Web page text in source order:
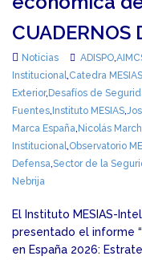
CUADERNOS
Noticias ADISPO,
Institucional,Catedra
Exterior, Desafíos de
Fuentes, Instituto MESIAS,
Marca España, Nicolás
Institucional,Observatorio
Defensa,Sector de la
Nebrija
El Instituto MESIAS-
presentado el informe
en España 2026: